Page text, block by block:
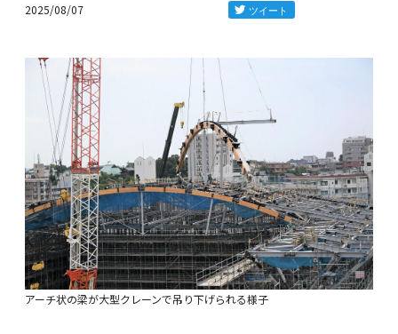
2025/08/07
アーチ状の梁が大型クレーンで吊り下げられる様子